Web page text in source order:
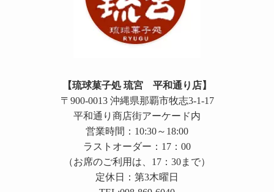
【琉球菓子処 琉宮 平和通り店】
〒900-0013 沖縄県那覇市牧志3-1-17
平和通り商店街アーケード内
営業時間：10:30～18:00
ラストオーダー：17：00
（お席のご利用は、17：30まで）
定休日：第3木曜日